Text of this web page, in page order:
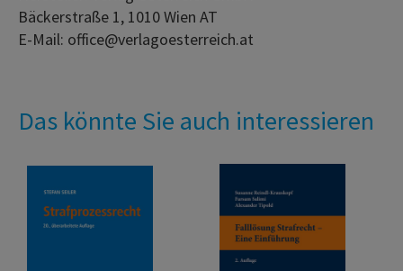
Bäckerstraße 1, 1010 Wien AT
E-Mail: office@verlagoesterreich.at
Das könnte Sie auch interessieren